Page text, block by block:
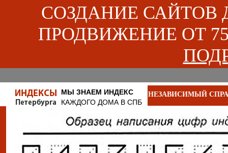
СОЗДАНИЕ САЙТОВ
ПРОДВИЖЕНИЕ ОТ
МЫ ЗНАЕМ ИНДЕКС
КАЖДОГО ДОМА В СПБ
НЕЗАВИСИМЫЙ